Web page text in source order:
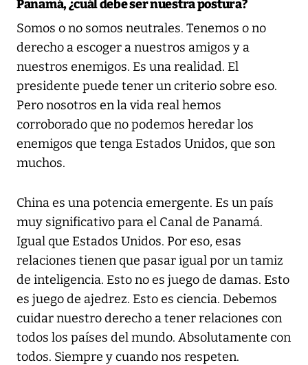
Panamá, ¿cuál debe ser nuestra postura?
Somos o no somos neutrales. Tenemos o no
derecho a escoger a nuestros amigos y a
nuestros enemigos. Es una realidad. El
presidente puede tener un criterio sobre eso.
Pero nosotros en la vida real hemos
corroborado que no podemos heredar los
enemigos que tenga Estados Unidos, que son
muchos.
China es una potencia emergente. Es un país
muy significativo para el Canal de Panamá.
Igual que Estados Unidos. Por eso, esas
relaciones tienen que pasar igual por un tamiz
de inteligencia. Esto no es juego de damas. Esto
es juego de ajedrez. Esto es ciencia. Debemos
cuidar nuestro derecho a tener relaciones con
todos los países del mundo. Absolutamente con
todos. Siempre y cuando nos respeten.